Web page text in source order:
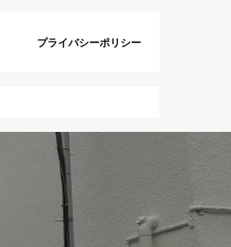
プライバシーポリシー